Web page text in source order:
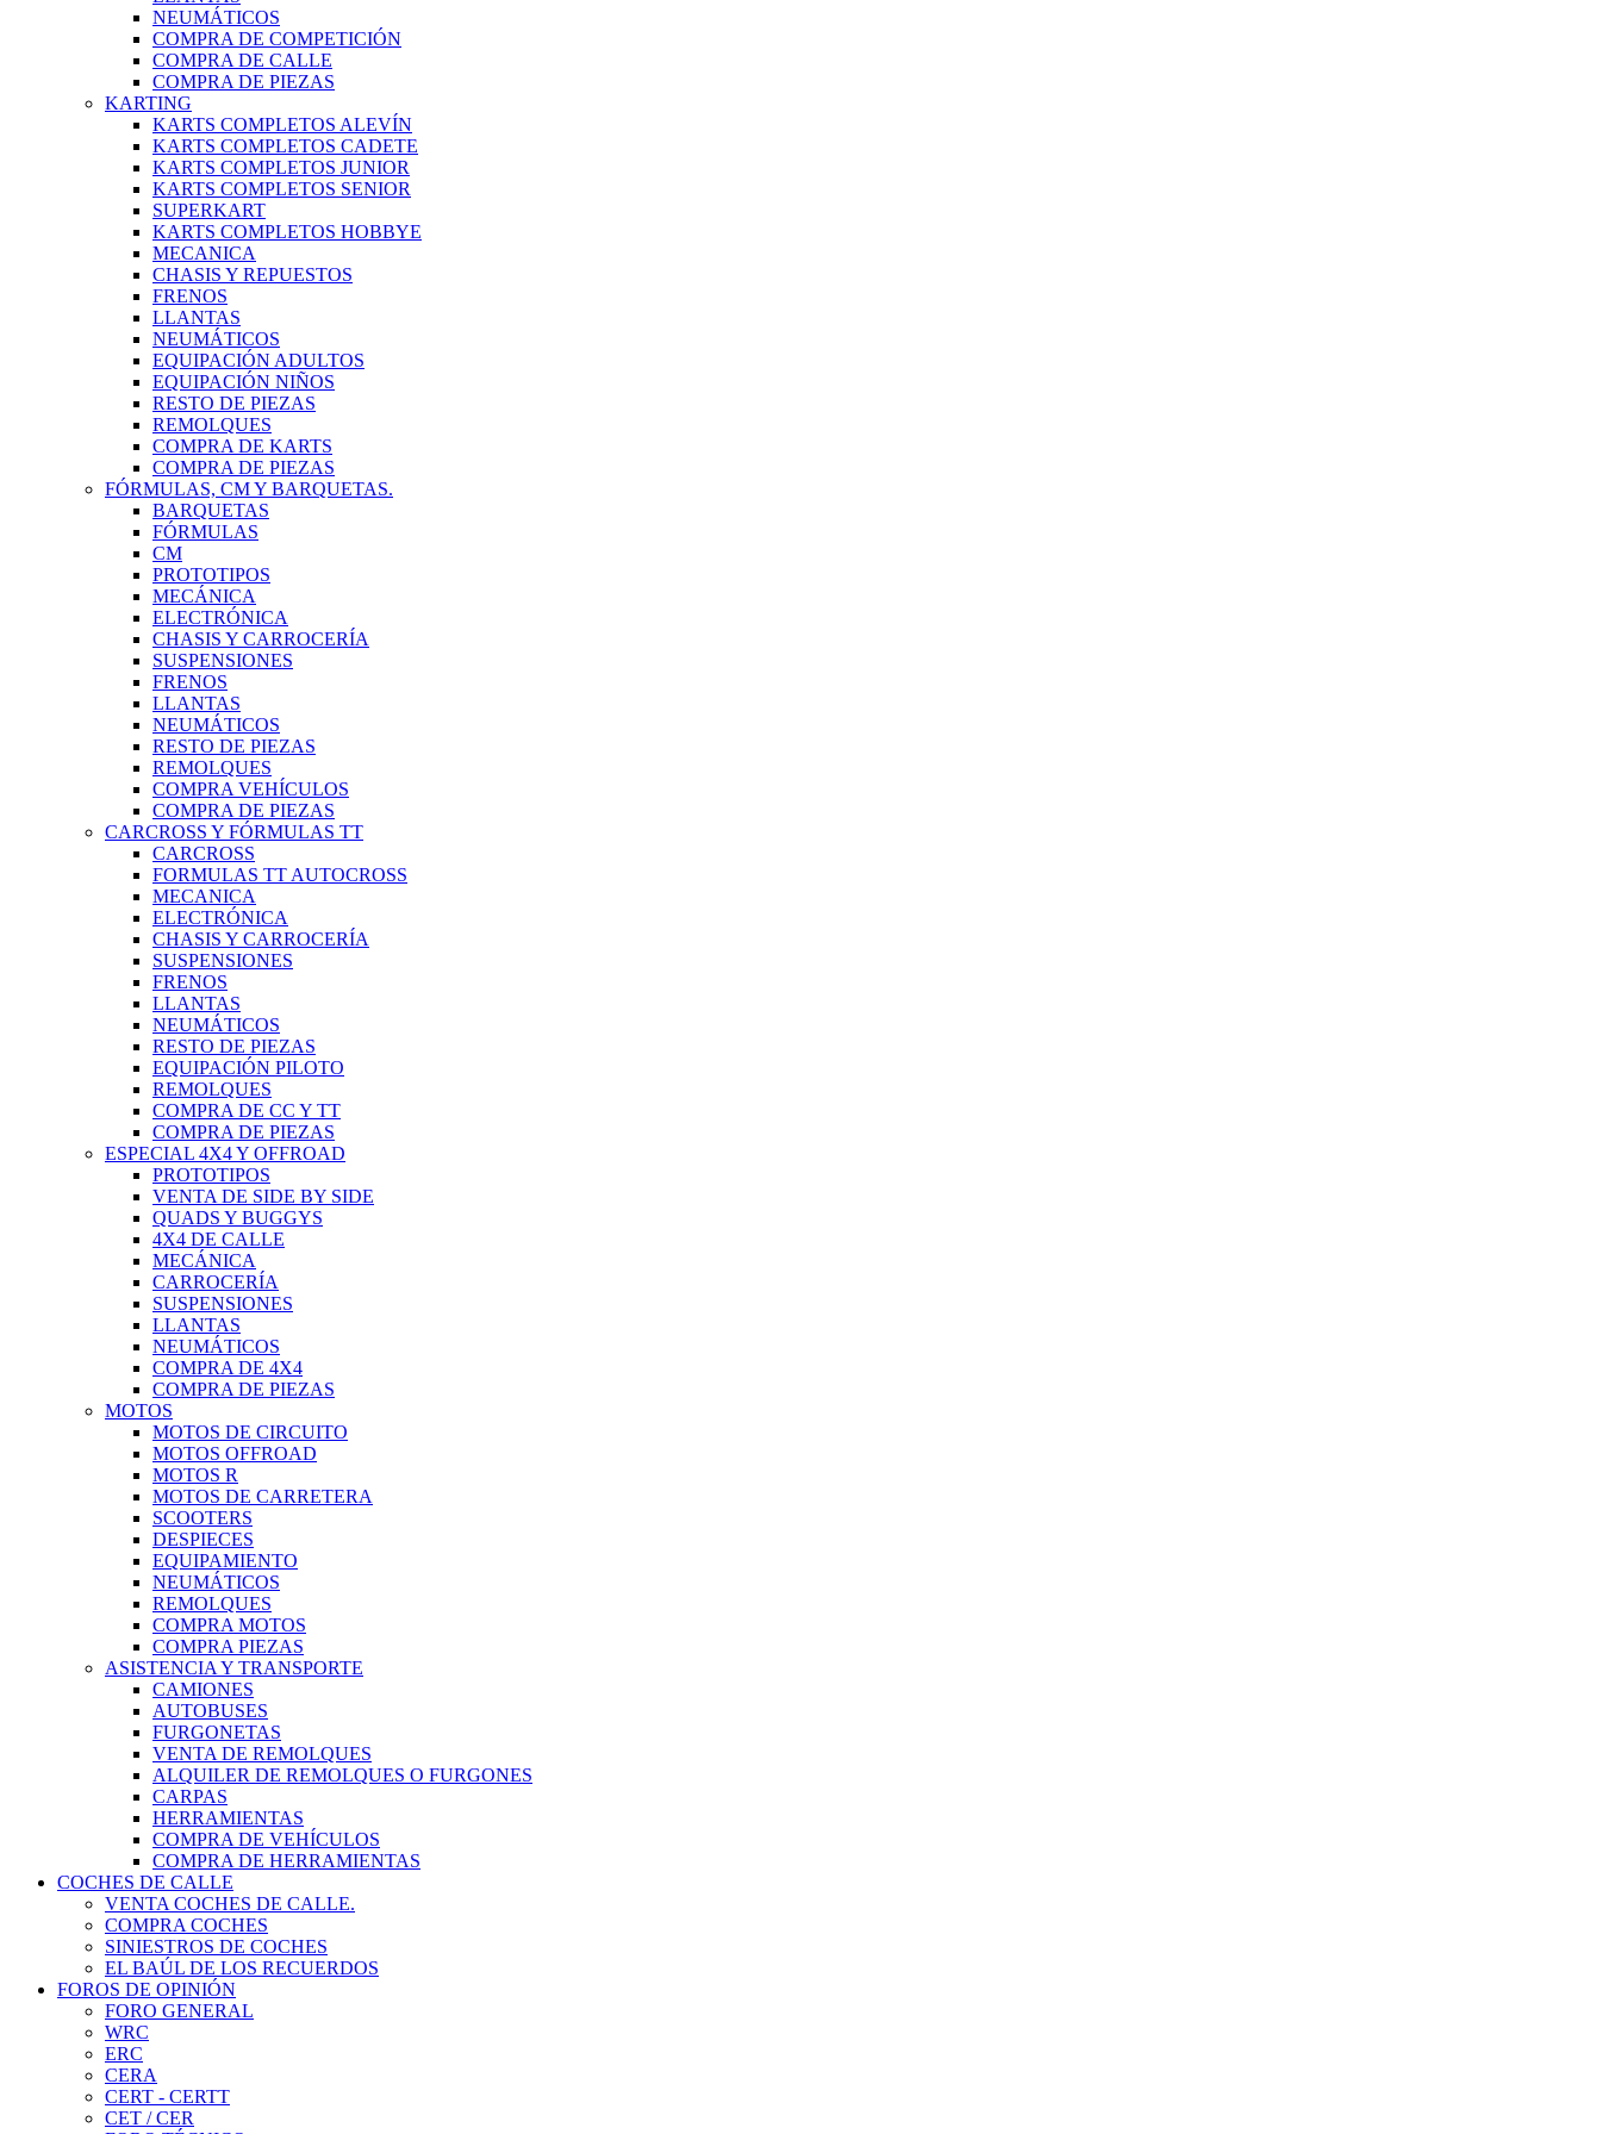
NEUMÁTICOS
COMPRA DE COMPETICIÓN
COMPRA DE CALLE
COMPRA DE PIEZAS
KARTING
KARTS COMPLETOS ALEVÍN
KARTS COMPLETOS CADETE
KARTS COMPLETOS JUNIOR
KARTS COMPLETOS SENIOR
SUPERKART
KARTS COMPLETOS HOBBYE
MECANICA
CHASIS Y REPUESTOS
FRENOS
LLANTAS
NEUMÁTICOS
EQUIPACIÓN ADULTOS
EQUIPACIÓN NIÑOS
RESTO DE PIEZAS
REMOLQUES
COMPRA DE KARTS
COMPRA DE PIEZAS
FÓRMULAS, CM Y BARQUETAS.
BARQUETAS
FÓRMULAS
CM
PROTOTIPOS
MECÁNICA
ELECTRÓNICA
CHASIS Y CARROCERÍA
SUSPENSIONES
FRENOS
LLANTAS
NEUMÁTICOS
RESTO DE PIEZAS
REMOLQUES
COMPRA VEHÍCULOS
COMPRA DE PIEZAS
CARCROSS Y FÓRMULAS TT
CARCROSS
FORMULAS TT AUTOCROSS
MECANICA
ELECTRÓNICA
CHASIS Y CARROCERÍA
SUSPENSIONES
FRENOS
LLANTAS
NEUMÁTICOS
RESTO DE PIEZAS
EQUIPACIÓN PILOTO
REMOLQUES
COMPRA DE CC Y TT
COMPRA DE PIEZAS
ESPECIAL 4X4 Y OFFROAD
PROTOTIPOS
VENTA DE SIDE BY SIDE
QUADS Y BUGGYS
4X4 DE CALLE
MECÁNICA
CARROCERÍA
SUSPENSIONES
LLANTAS
NEUMÁTICOS
COMPRA DE 4X4
COMPRA DE PIEZAS
MOTOS
MOTOS DE CIRCUITO
MOTOS OFFROAD
MOTOS R
MOTOS DE CARRETERA
SCOOTERS
DESPIECES
EQUIPAMIENTO
NEUMÁTICOS
REMOLQUES
COMPRA MOTOS
COMPRA PIEZAS
ASISTENCIA Y TRANSPORTE
CAMIONES
AUTOBUSES
FURGONETAS
VENTA DE REMOLQUES
ALQUILER DE REMOLQUES O FURGONES
CARPAS
HERRAMIENTAS
COMPRA DE VEHÍCULOS
COMPRA DE HERRAMIENTAS
COCHES DE CALLE
VENTA COCHES DE CALLE.
COMPRA COCHES
SINIESTROS DE COCHES
EL BAÚL DE LOS RECUERDOS
FOROS DE OPINIÓN
FORO GENERAL
WRC
ERC
CERA
CERT - CERTT
CET / CER